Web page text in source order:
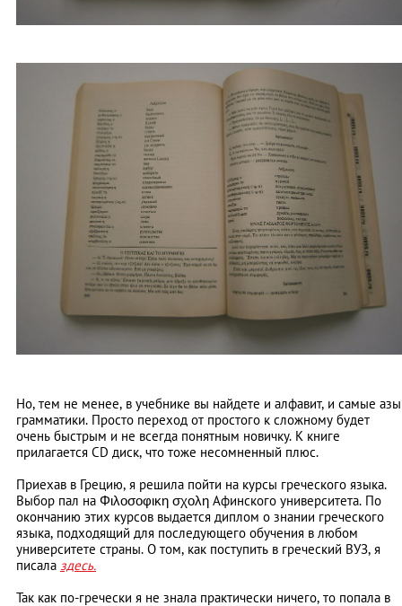
Но, тем не менее, в учебнике вы найдете и алфавит, и самые азы
грамматики. Просто переход от простого к сложному будет
очень быстрым и не всегда понятным новичку. К книге
прилагается CD диск, что тоже несомненный плюс.
Приехав в Грецию, я решила пойти на курсы греческого языка.
Выбор пал на Φιλοσοφικη σχολη Афинского университета. По
окончанию этих курсов выдается диплом о знании греческого
языка, подходящий для последующего обучения в любом
университете страны. О том, как поступить в греческий ВУЗ, я
писала здесь.
Так как по-гречески я не знала практически ничего, то попала в